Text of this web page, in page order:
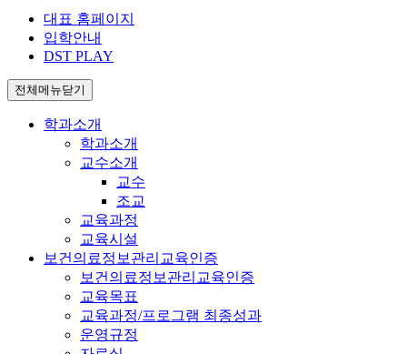
대표 홈페이지
입학안내
DST PLAY
전체메뉴닫기
학과소개
학과소개
교수소개
교수
조교
교육과정
교육시설
보건의료정보관리교육인증
보건의료정보관리교육인증
교육목표
교육과정/프로그램 최종성과
운영규정